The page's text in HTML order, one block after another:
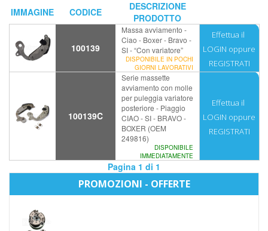
IMMAGINE CODICE
DESCRIZIONE
PRODOTTO
100139
Massa avviamento -
Ciao - Boxer - Bravo -
SI - “Con variatore”
DISPONIBILE IN POCHI
GIORNI LAVORATIVI
Effettua il
LOGIN oppure
REGISTRATI
100139C
Serie massette
avviamento con molle
per puleggia variatore
posteriore - Piaggio
CIAO - SI - BRAVO -
BOXER (OEM
249816)
DISPONIBILE
IMMEDIATAMENTE
Effettua il
LOGIN oppure
REGISTRATI
Pagina 1 di 1
PROMOZIONI - OFFERTE